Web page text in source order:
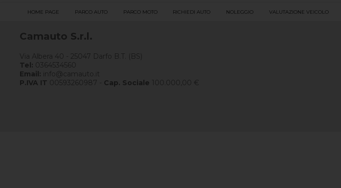
HOME PAGE PARCO AUTO PARCO MOTO RICHIEDI AUTO NOLEGGIO VALUTAZIONE VEICOLO
Camauto S.r.l.
Via Albera 40 - 25047 Darfo B.T. (BS)
Tel: 0364534560
Email: info@camauto.it
P.IVA IT 00593260987 - Cap. Sociale 100.000,00 €